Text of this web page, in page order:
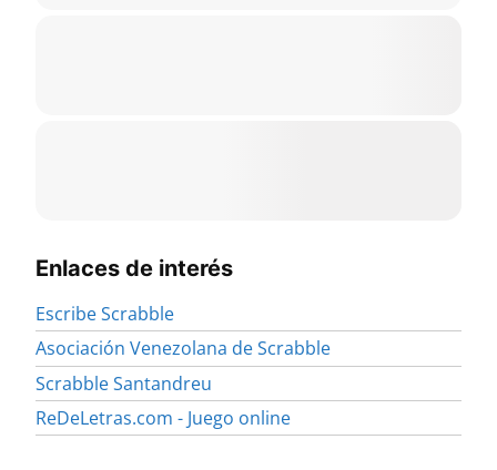
Enlaces de interés
Escribe Scrabble
Asociación Venezolana de Scrabble
Scrabble Santandreu
ReDeLetras.com - Juego online